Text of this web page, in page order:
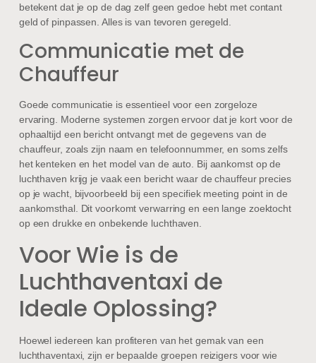
betekent dat je op de dag zelf geen gedoe hebt met contant
geld of pinpassen. Alles is van tevoren geregeld.
Communicatie met de
Chauffeur
Goede communicatie is essentieel voor een zorgeloze
ervaring. Moderne systemen zorgen ervoor dat je kort voor de
ophaaltijd een bericht ontvangt met de gegevens van de
chauffeur, zoals zijn naam en telefoonnummer, en soms zelfs
het kenteken en het model van de auto. Bij aankomst op de
luchthaven krijg je vaak een bericht waar de chauffeur precies
op je wacht, bijvoorbeeld bij een specifiek meeting point in de
aankomsthal. Dit voorkomt verwarring en een lange zoektocht
op een drukke en onbekende luchthaven.
Voor Wie is de
Luchthaventaxi de
Ideale Oplossing?
Hoewel iedereen kan profiteren van het gemak van een
luchthaventaxi, zijn er bepaalde groepen reizigers voor wie